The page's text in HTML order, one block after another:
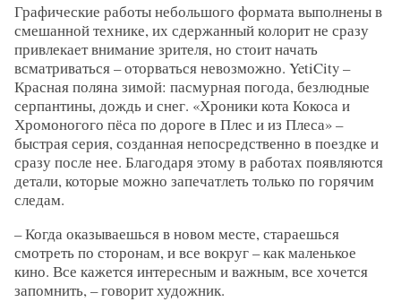
Графические работы небольшого формата выполнены в
смешанной технике, их сдержанный колорит не сразу
привлекает внимание зрителя, но стоит начать
всматриваться – оторваться невозможно. YetiCity –
Красная поляна зимой: пасмурная погода, безлюдные
серпантины, дождь и снег. «Хроники кота Кокоса и
Хромоногого пёса по дороге в Плес и из Плеса» –
быстрая серия, созданная непосредственно в поездке и
сразу после нее. Благодаря этому в работах появляются
детали, которые можно запечатлеть только по горячим
следам.
– Когда оказываешься в новом месте, стараешься
смотреть по сторонам, и все вокруг – как маленькое
кино. Все кажется интересным и важным, все хочется
запомнить, – говорит художник.